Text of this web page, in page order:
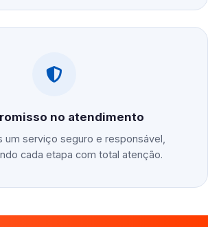
no atendimento
um serviço seguro e responsável,
cada etapa com total atenção.